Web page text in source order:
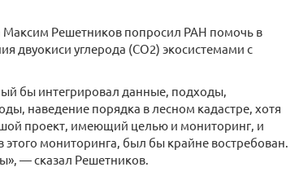
Максим Решетников попросил РАН помочь в
двуокиси углерода (CO2) экосистемами с
бы интегрировал данные, подходы,
наведение порядка в лесном кадастре, хотя
проект, имеющий целью и мониторинг, и
мониторинга, был бы крайне востребован.
— сказал Решетников.